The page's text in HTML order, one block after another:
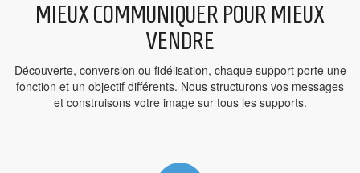
MIEUX COMMUNIQUER POUR MIEUX
VENDRE
Découverte, conversion ou fidélisation, chaque support porte une
fonction et un objectif différents. Nous structurons vos messages
et construisons votre image sur tous les supports.